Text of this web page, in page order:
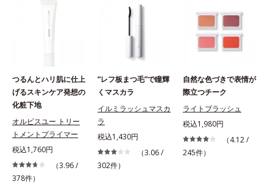
つるんとハリ肌に仕上
げるスキンケア発想の
化粧下地
オルビスユー トリー
トメントプライマー
税込1,760円
（3.96 /
378件）
“レフ板まつ毛”で瞳輝
くマスカラ
イルミラッシュマスカ
ラ
税込1,430円
（3.06 /
302件）
自然な色づきで表情が
際立つチーク
ライトブラッシュ
税込1,980円
（4.12 /
245件）